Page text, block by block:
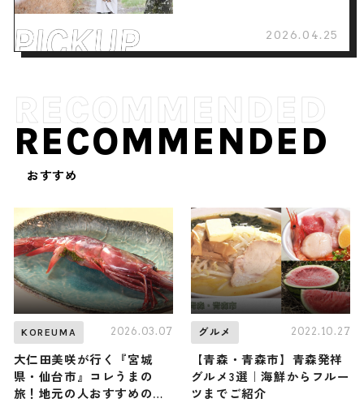
2026.04.25
RECOMMENDED
おすすめ
KOREUMA 2026.03.07
大仁田美咲が行く『宮城
県・仙台市』コレうまの
旅！地元の人おすすめのご
グルメ 2022.10.27
【青森・青森市】青森発祥
グルメ3選｜海鮮からフルー
ツまでご紹介